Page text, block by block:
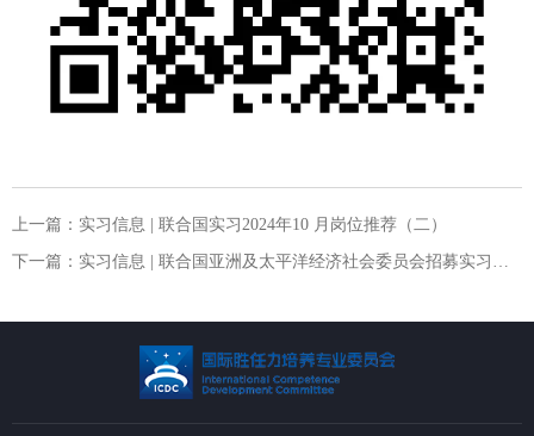
上一篇： 实习信息 | 联合国实习2024年10 月岗位推荐（二）
下一篇： 实习信息 | 联合国亚洲及太平洋经济社会委员会招募实习生（2个岗位)